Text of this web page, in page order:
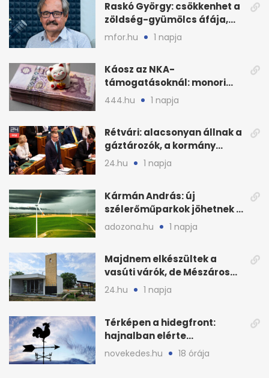
Raskó György: csökkenhet a
zöldség-gyümölcs áfája,
bajban a kukorica
mfor.hu 1 napja
Káosz az NKA-
támogatásoknál: monori
civilek elszámolásai és
444.hu 1 napja
Rétvári: alacsonyan állnak a
gáztározók, a kormány
válságról válságra jut
24.hu 1 napja
Kármán András: új
szélerőműparkok jöhetnek a
kormányülés döntése
adozona.hu 1 napja
Majdnem elkészültek a
vasúti várók, de Mészáros
bizalmasa leromboltatja
24.hu 1 napja
Térképen a hidegfront:
hajnalban elérte
Magyarország határát
novekedes.hu 18 órája